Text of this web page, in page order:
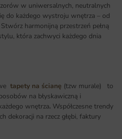
w uniwersalnych, neutralnych
do każdego wystroju wnętrza – od
harmonijną przestrzeń pełną
która zachwyci każdego dnia
tapety na ścianę (tzw murale) to
na błyskawiczną i
wnętrza. Współczesne trendy
dekoracji na rzecz głębi, faktury